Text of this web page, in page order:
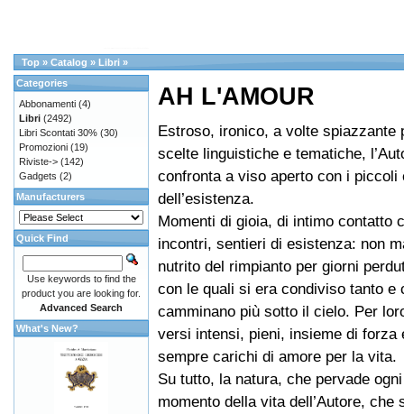
Top » Catalog » Libri »
AH L'AMOUR
Estroso, ironico, a volte spiazzante
scelte linguistiche e tematiche,
confronta a viso aperto con i piccoli
dell’esistenza.
Momenti di gioia, di intimo contatto
incontri, sentieri di esistenza: non
nutrito del rimpianto per giorni
con le quali si era condiviso tanto e
camminano più sotto il cielo. Per
versi intensi, pieni, insieme di forza
sempre carichi di amore per la vita.
Su tutto, la natura, che pervade
momento della vita dell’Autore, che
Categories
Abbonamenti (4)
Libri (2492)
Libri Scontati 30% (30)
Promozioni (19)
Riviste-> (142)
Gadgets (2)
Manufacturers
Quick Find
Use keywords to find the
product you are looking for.
Advanced Search
What's New?